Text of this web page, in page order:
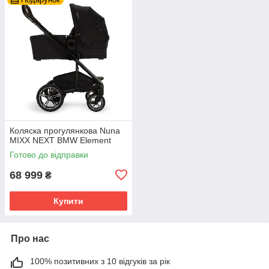
Коляска прогулянкова Nuna
MIXX NEXT BMW Element
Готово до відправки
68 999 ₴
Купити
Про нас
100% позитивних з 10 відгуків за рік